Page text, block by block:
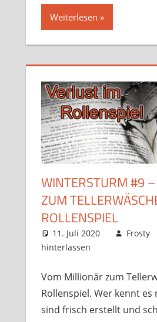
Weiterlesen
WINTERSTURM #9
ZUM
ROLLENSPIEL
11. Juli 2020 Frosty
hinterlassen
Vom Millionär zum
Rollenspiel. Wer kennt es
sind frisch erstellt und